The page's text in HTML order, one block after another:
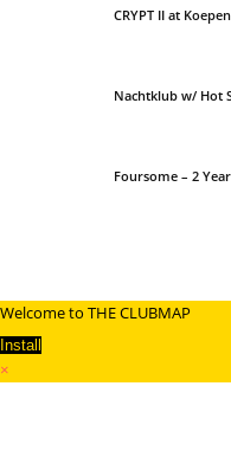
CRYPT II at
Nachtklub w/ Hot
Foursome – 2
Welcome to THE CLUBMAP
Install
×